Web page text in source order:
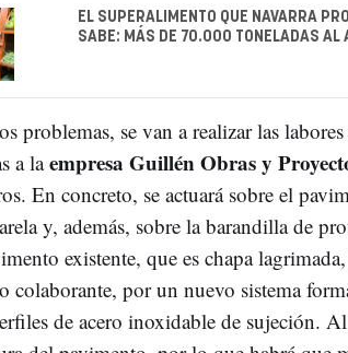
EL SUPERALIMENTO QUE NAVARRA
SABE: MÁS DE 70.000 TONELADAS AL
problemas, se van a realizar las
a laempresa Guillén Obras y
En concreto, se actuará sobre el
y, además, sobre la barandilla de
existente, que es chapa
colaborante, por un nuevo sistema
de acero inoxidable de sujeción.